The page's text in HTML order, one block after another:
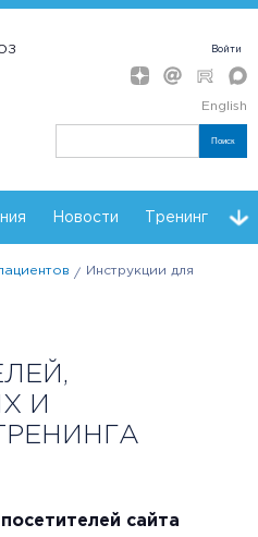
Войти
English
Поиск
Новости Тренинг
Регистрация
Инструкции для
И
сайта